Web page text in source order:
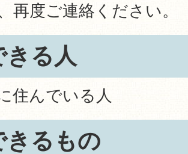
再度ご連絡ください。
きる人
住んでいる人
きるもの